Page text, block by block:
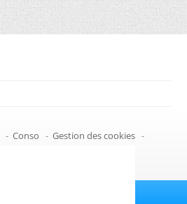
- Conso - Gestion des cookies -